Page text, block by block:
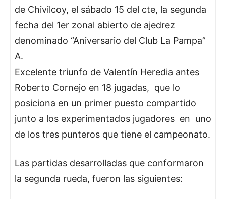
de Chivilcoy, el sábado 15 del cte, la segunda
fecha del 1er zonal abierto de ajedrez
denominado “Aniversario del Club La Pampa”
A.
Excelente triunfo de Valentín Heredia antes
Roberto Cornejo en 18 jugadas, que lo
posiciona en un primer puesto compartido
junto a los experimentados jugadores en uno
de los tres punteros que tiene el campeonato.
Las partidas desarrolladas que conformaron
la segunda rueda, fueron las siguientes: